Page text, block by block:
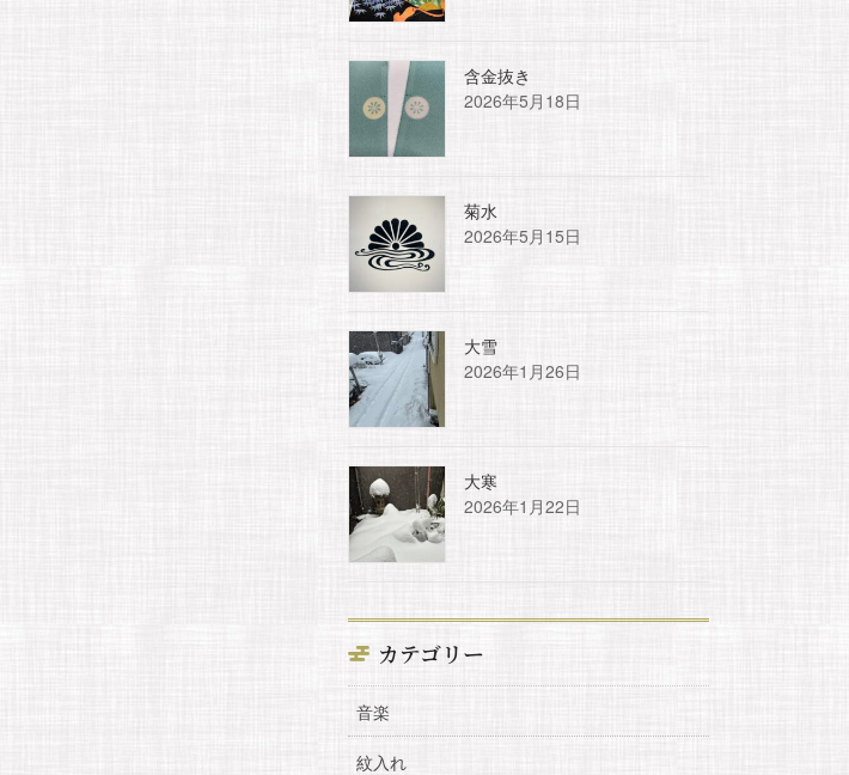
含金抜き
2026年5月18日
菊水
2026年5月15日
大雪
2026年1月26日
大寒
2026年1月22日
カテゴリー
音楽
紋入れ